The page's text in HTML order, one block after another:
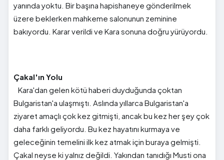
yanında yoktu. Bir başına hapishaneye gönderilmek
üzere beklerken mahkeme salonunun zeminine
bakıyordu. Karar verildi ve Kara sonuna doğru yürüyordu.
Çakal'ın Yolu
Kara'dan gelen kötü haberi duyduğunda çoktan
Bulgaristan'a ulaşmıştı. Aslında yıllarca Bulgaristan'a
ziyaret amaçlı çok kez gitmişti, ancak bu kez her şey çok
daha farklı geliyordu. Bu kez hayatını kurmaya ve
geleceğinin temelini ilk kez atmak için buraya gelmişti.
Çakal neyse ki yalnız değildi. Yakından tanıdığı Musti ona